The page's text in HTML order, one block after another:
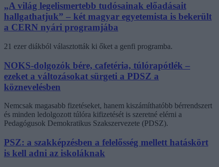
„A világ legelismertebb tudósainak előadásait
hallgathatjuk” – két magyar egyetemista is bekerült
a CERN nyári programjába
21 ezer diákból választották ki őket a genfi programba.
NOKS-dolgozók bére, cafetéria, túlórapótlék –
ezeket a változásokat sürgeti a PDSZ a
köznevelésben
Nemcsak magasabb fizetéseket, hanem kiszámíthatóbb bérrendszert
és minden ledolgozott túlóra kifizetését is szeretné elérni a
Pedagógusok Demokratikus Szakszervezete (PDSZ).
PSZ: a szakképzésben a felelősség mellett hatáskört
is kell adni az iskoláknak